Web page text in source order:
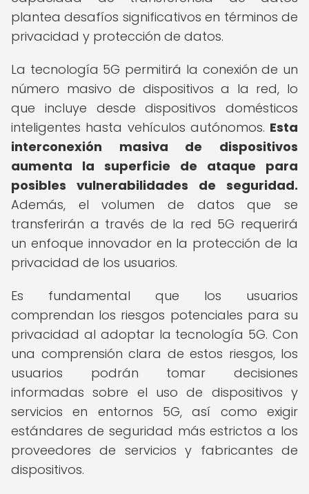
plantea desafíos significativos en términos de
privacidad y protección de datos.
La tecnología 5G permitirá la conexión de un
número masivo de dispositivos a la red, lo
que incluye desde dispositivos domésticos
inteligentes hasta vehículos autónomos. Esta
interconexión masiva de dispositivos
aumenta la superficie de ataque para
posibles vulnerabilidades de seguridad.
Además, el volumen de datos que se
transferirán a través de la red 5G requerirá
un enfoque innovador en la protección de la
privacidad de los usuarios.
Es fundamental que los usuarios
comprendan los riesgos potenciales para su
privacidad al adoptar la tecnología 5G. Con
una comprensión clara de estos riesgos, los
usuarios podrán tomar decisiones
informadas sobre el uso de dispositivos y
servicios en entornos 5G, así como exigir
estándares de seguridad más estrictos a los
proveedores de servicios y fabricantes de
dispositivos.